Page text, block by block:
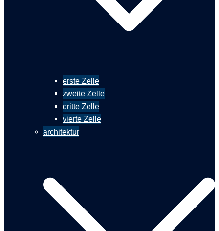
erste Zelle
zweite Zelle
dritte Zelle
vierte Zelle
architektur